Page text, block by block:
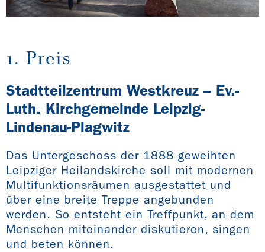
1. Preis
Stadtteilzentrum Westkreuz – Ev.-
Luth. Kirchgemeinde Leipzig-
Lindenau-Plagwitz
Das Untergeschoss der 1888 geweihten
Leipziger Heilandskirche soll mit modernen
Multifunktionsräumen ausgestattet und
über eine breite Treppe angebunden
werden. So entsteht ein Treffpunkt, an dem
Menschen miteinander diskutieren, singen
und beten können.